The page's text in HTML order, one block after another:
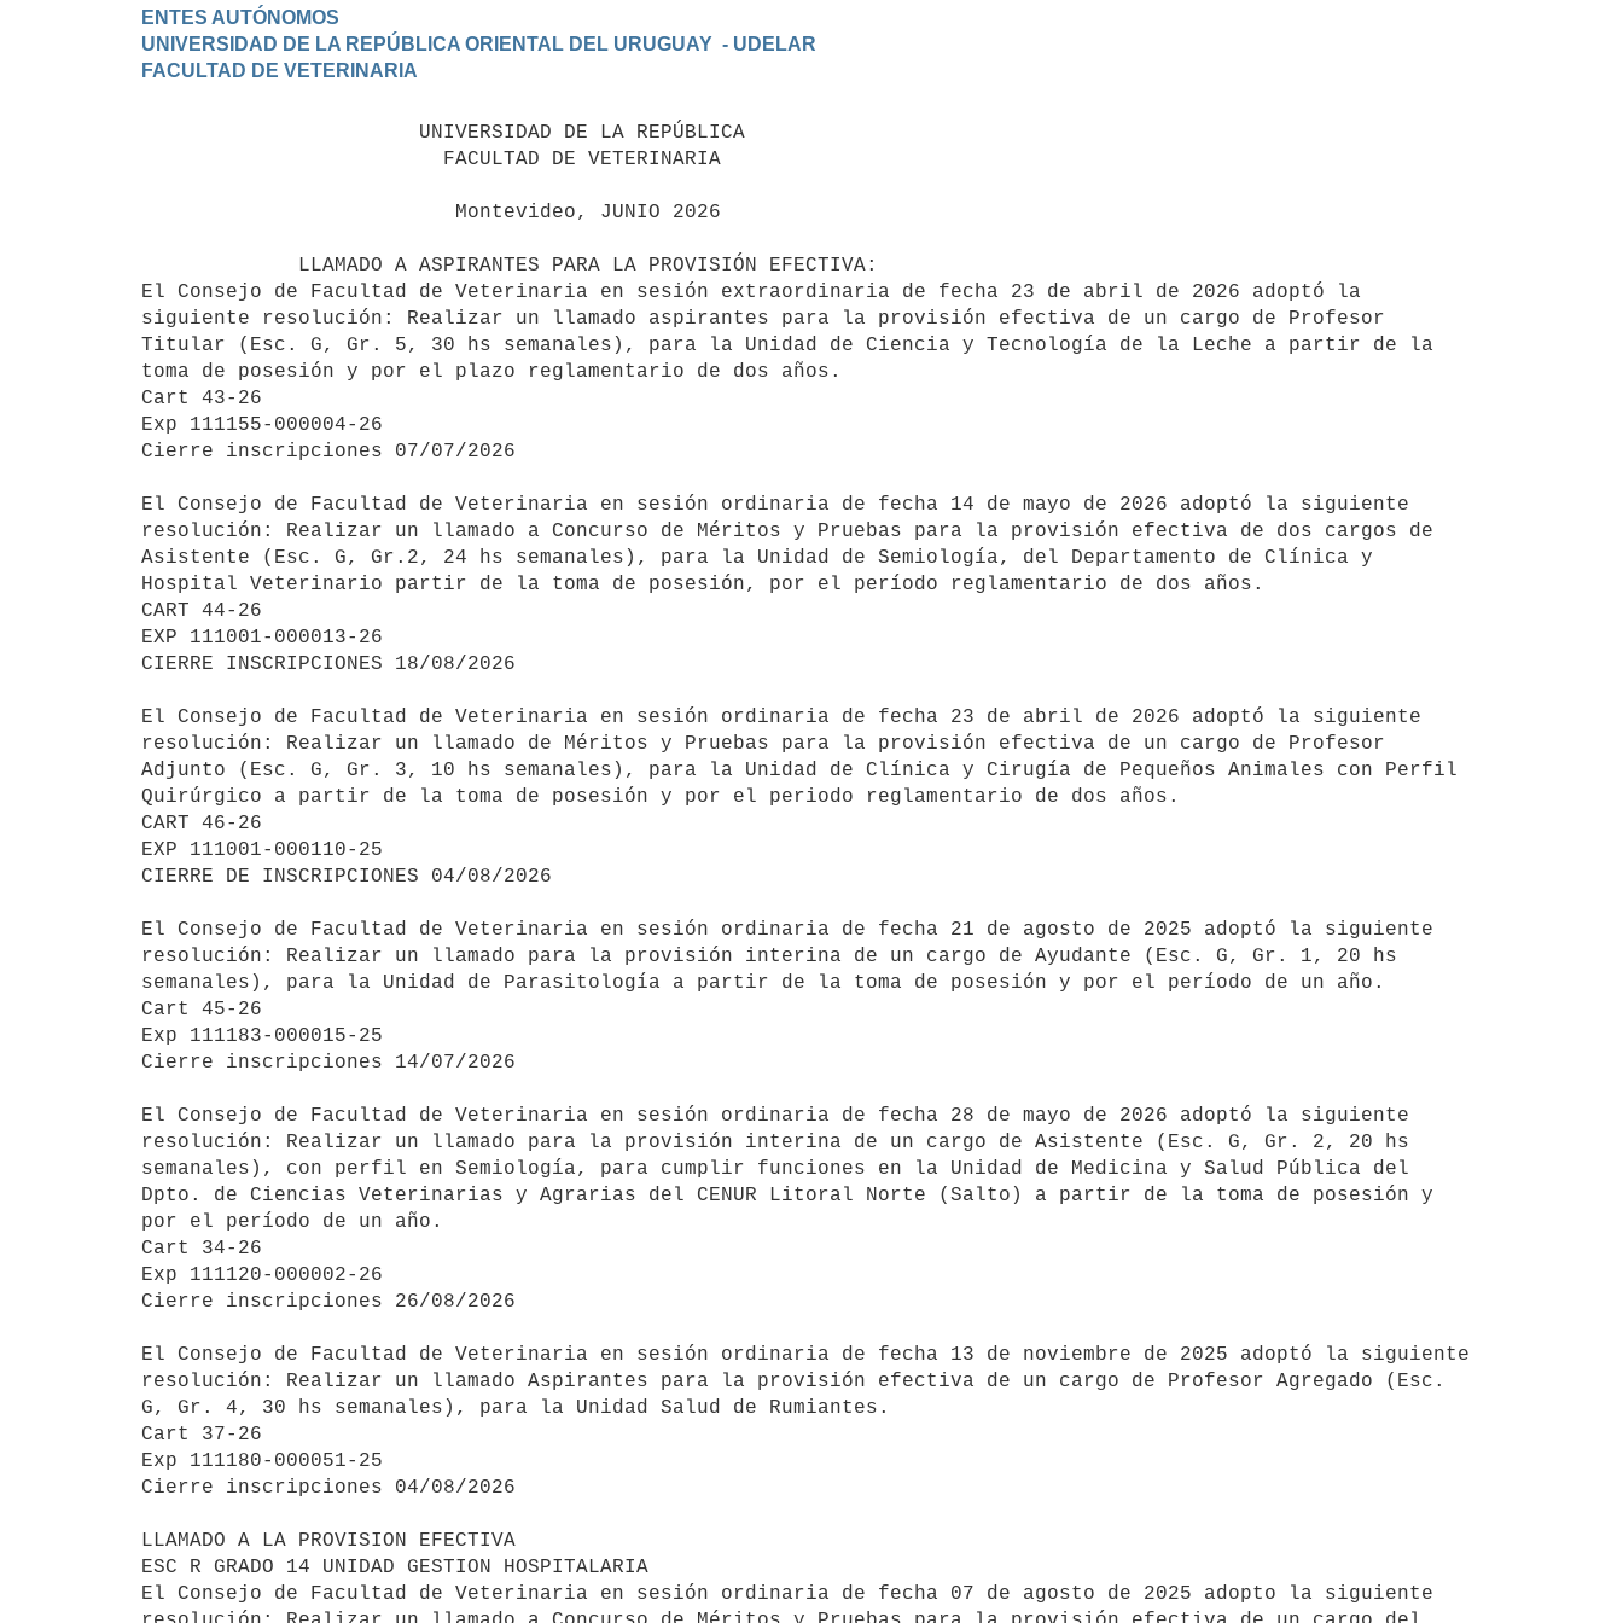
ENTES AUTÓNOMOS
UNIVERSIDAD DE LA REPÚBLICA ORIENTAL DEL URUGUAY  - UDELAR
El Consejo de Facultad de Veterinaria en sesión extraordinaria de fecha 23 de abril de 2026 adoptó la
siguiente resolución: Realizar un llamado aspirantes para la provisión efectiva de un cargo de Profesor
Titular (Esc. G, Gr. 5, 30 hs semanales), para la Unidad de Ciencia y Tecnología de la Leche a partir de la
toma de posesión y por el plazo reglamentario de dos años.
Cart 43-26
Exp 111155-000004-26
Cierre inscripciones 07/07/2026
El Consejo de Facultad de Veterinaria en sesión ordinaria de fecha 14 de mayo de 2026 adoptó la siguiente
resolución: Realizar un llamado a Concurso de Méritos y Pruebas para la provisión efectiva de dos cargos de
Asistente (Esc. G, Gr.2, 24 hs semanales), para la Unidad de Semiología, del Departamento de Clínica y
Hospital Veterinario partir de la toma de posesión, por el período reglamentario de dos años.
CART 44-26
EXP 111001-000013-26
CIERRE INSCRIPCIONES 18/08/2026
El Consejo de Facultad de Veterinaria en sesión ordinaria de fecha 23 de abril de 2026 adoptó la siguiente
resolución: Realizar un llamado de Méritos y Pruebas para la provisión efectiva de un cargo de Profesor
Adjunto (Esc. G, Gr. 3, 10 hs semanales), para la Unidad de Clínica y Cirugía de Pequeños Animales con Perfil
Quirúrgico a partir de la toma de posesión y por el periodo reglamentario de dos años.
CART 46-26
EXP 111001-000110-25
CIERRE DE INSCRIPCIONES 04/08/2026
El Consejo de Facultad de Veterinaria en sesión ordinaria de fecha 21 de agosto de 2025 adoptó la siguiente
resolución: Realizar un llamado para la provisión interina de un cargo de Ayudante (Esc. G, Gr. 1, 20 hs
semanales), para la Unidad de Parasitología a partir de la toma de posesión y por el período de un año.
Cart 45-26
Exp 111183-000015-25
Cierre inscripciones 14/07/2026
El Consejo de Facultad de Veterinaria en sesión ordinaria de fecha 28 de mayo de 2026 adoptó la siguiente
resolución: Realizar un llamado para la provisión interina de un cargo de Asistente (Esc. G, Gr. 2, 20 hs
semanales), con perfil en Semiología, para cumplir funciones en la Unidad de Medicina y Salud Pública del
Dpto. de Ciencias Veterinarias y Agrarias del CENUR Litoral Norte (Salto) a partir de la toma de posesión y
por el período de un año.
Cart 34-26
Exp 111120-000002-26
Cierre inscripciones 26/08/2026
El Consejo de Facultad de Veterinaria en sesión ordinaria de fecha 13 de noviembre de 2025 adoptó la siguiente
resolución: Realizar un llamado Aspirantes para la provisión efectiva de un cargo de Profesor Agregado (Esc.
G, Gr. 4, 30 hs semanales), para la Unidad Salud de Rumiantes.
Cart 37-26
Exp 111180-000051-25
Cierre inscripciones 04/08/2026
LLAMADO A LA PROVISION EFECTIVA
ESC R GRADO 14 UNIDAD GESTION HOSPITALARIA
El Consejo de Facultad de Veterinaria en sesión ordinaria de fecha 07 de agosto de 2025 adopto la siguiente